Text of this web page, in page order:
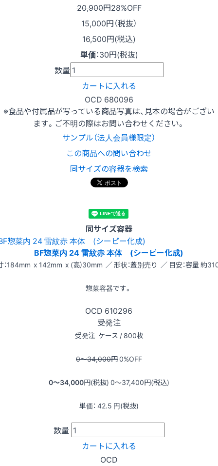
20,900円28%OFF
15,000円（税抜）
16,500円(税込)
単価：30円(税抜)
数量
カートに入れる
OCD 680096
※食品や付属品が写っている商品写真は、見本の場合がござい
ます。ご不明の際はお問い合わせください。
サンプル（法人会員様限定）
この商品への問い合わせ
同サイズの容器を検索
同サイズ容器
BF惣菜内 24 雷紋赤 本体 (シーピー化成)
：184mm x 142mm x (高)30mm ／ 形状：蓋別売り ／ 目安：容量 約
惣菜容器です。
OCD 610296
受発注
受発注 ケース / 800枚
0〜34,000円0%OFF
0〜34,000円(税抜) 0〜37,400円(税込)
単価： 42.5 円(税抜)
数量
カートに入れる
OCD